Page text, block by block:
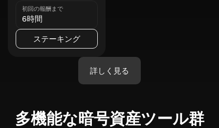
初回の報酬まで
6時間
ステーキング
詳しく見る
多機能な暗号資産ツール群